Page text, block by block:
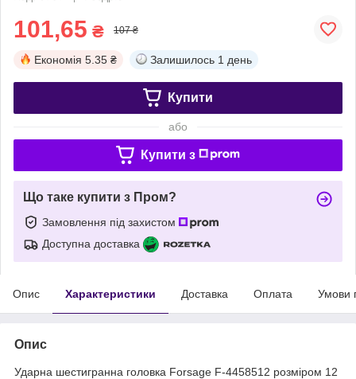
101,65 ₴ 107 ₴
Економія 5.35 ₴ Залишилось 1 день
Купити
або
Купити з
Що таке купити з Пром?
Замовлення під захистом
Доступна доставка
Опис Характеристики Доставка Оплата Умови
Опис
Ударна шестигранна головка Forsage F-4458512 розміром 12